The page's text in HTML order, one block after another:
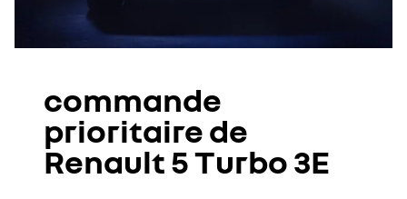
commande
prioritaire de
Renault 5 Turbo 3E